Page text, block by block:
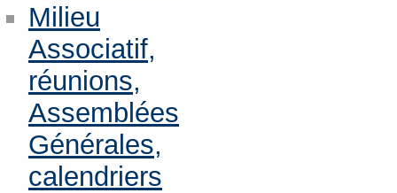
Milieu
Associatif,
réunions,
Assemblées
Générales,
calendriers